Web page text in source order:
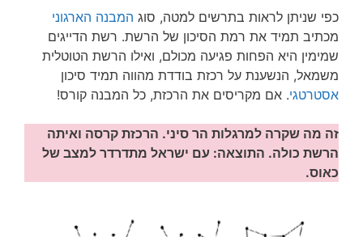
כפי שניתן לראות בתרשים למטה, סוג המבנה הארגוני
מכתיב תמיד את רמת הסיכון של הרשת. רשת הדייגים
שמימין היא הפחות פגיעה מכולם, ואילו הרשת הטוטלית
משמאל, הנשענת על רכזת בודדת מהווה תמיד סיכון
אסטרטגי. אם מקריסים את הרכזת, כל המבנה קורס!
זה מה שקרה למרגלות הר סיני. הרכזת קרסה ואיתה
הרשת כולה. התוצאה: עם ישראל מתדרדר למצב של
כאוס.